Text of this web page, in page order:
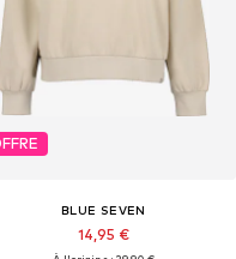
BLUE SEVEN
14,95 €